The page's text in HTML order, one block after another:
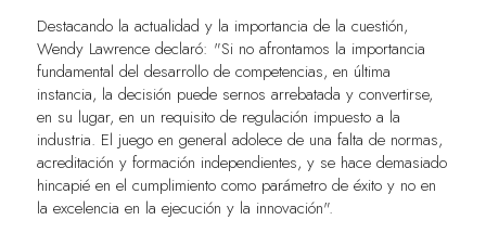
Destacando la actualidad y la importancia de la cuestión,
Wendy Lawrence declaró: "Si no afrontamos la importancia
fundamental del desarrollo de competencias, en última
instancia, la decisión puede sernos arrebatada y convertirse,
en su lugar, en un requisito de regulación impuesto a la
industria. El juego en general adolece de una falta de normas,
acreditación y formación independientes, y se hace demasiado
hincapié en el cumplimiento como parámetro de éxito y no en
la excelencia en la ejecución y la innovación".